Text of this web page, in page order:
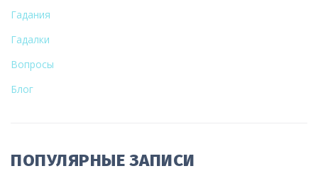
Гадания
Гадалки
Вопросы
Блог
ПОПУЛЯРНЫЕ ЗАПИСИ